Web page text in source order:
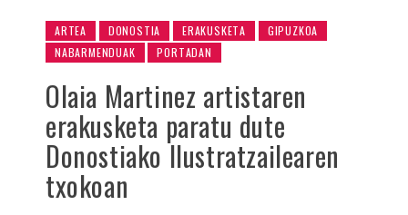
ARTEA DONOSTIA ERAKUSKETA
GIPUZKOA
NABARMENDUAK
PORTADAN
Olaia Martinez artistaren
erakusketa paratu dute
Donostiako Ilustratzailearen
txokoan